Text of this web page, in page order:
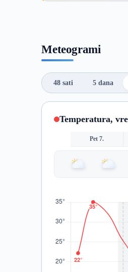
Meteogrami
48 sati 5 dana
Temperatura,
Pet 7.